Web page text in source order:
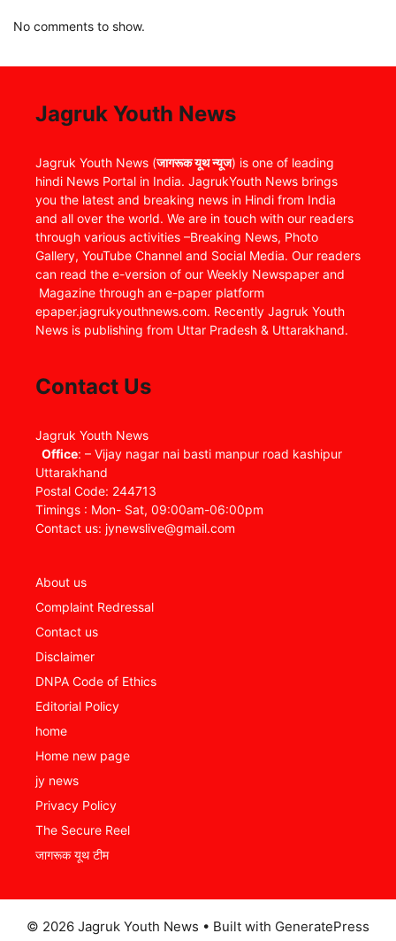
No comments to show.
Jagruk Youth News
Jagruk Youth News (जागरूक यूथ न्यूज) is one of leading
hindi News Portal in India. JagrukYouth News brings
you the latest and breaking news in Hindi from India
and all over the world. We are in touch with our readers
through various activities –Breaking News, Photo
Gallery, YouTube Channel and Social Media. Our readers
can read the e-version of our Weekly Newspaper and
Magazine through an e-paper platform
epaper.jagrukyouthnews.com. Recently Jagruk Youth
News is publishing from Uttar Pradesh & Uttarakhand.
Contact Us
Jagruk Youth News
Office: – Vijay nagar nai basti manpur road kashipur
Uttarakhand
Postal Code: 244713
Timings : Mon- Sat, 09:00am-06:00pm
Contact us: jynewslive@gmail.com
About us
Complaint Redressal
Contact us
Disclaimer
DNPA Code of Ethics
Editorial Policy
home
Home new page
jy news
Privacy Policy
The Secure Reel
जागरूक यूथ टीम
© 2026 Jagruk Youth News • Built with GeneratePress